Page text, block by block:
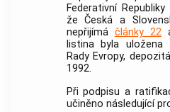
Federativní
že Česká a
nepřijímá články 22
listina byla uložena
Rady Evropy,
1992.
Při podpisu a
učiněno následující